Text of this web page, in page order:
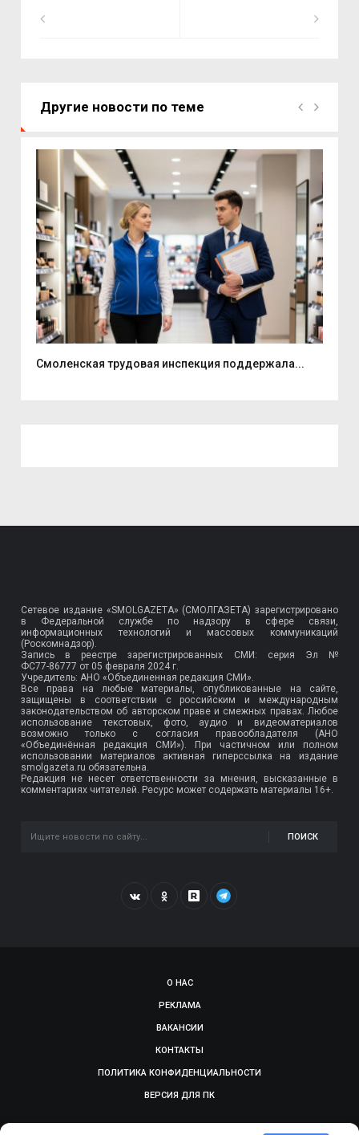
Другие новости по теме
Смоленская трудовая инспекция поддержала...
Сетевое издание «SMOLGAZETA» (СМОЛГАЗЕТА) зарегистрировано
в Федеральной службе по надзору в сфере связи,
информационных технологий и массовых коммуникаций
(Роскомнадзор).
Запись в реестре зарегистрированных СМИ: серия Эл №
ФС77-86777 от 05 февраля 2024 г.
Учредитель: АНО «Объединенная редакция СМИ».
Все права на любые материалы, опубликованные на сайте,
защищены в соответствии с российским и международным
законодательством об авторском праве и смежных правах. Любое
использование текстовых, фото, аудио и видеоматериалов
возможно только с согласия правообладателя (АНО
«Объединённая редакция СМИ»). При частичном или полном
использовании материалов активная гиперссылка на издание
smolgazeta.ru обязательна.
Редакция не несет ответственности за мнения, высказанные в
комментариях читателей. Ресурс может содержать материалы 16+.
ПОИСК
О НАС
РЕКЛАМА
ВАКАНСИИ
КОНТАКТЫ
ПОЛИТИКА КОНФИДЕНЦИАЛЬНОСТИ
ВЕРСИЯ ДЛЯ ПК